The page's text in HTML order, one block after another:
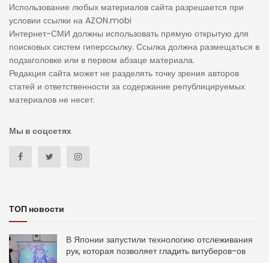
Использование любых материалов сайта разрешается при
условии ссылки на AZON.mobi
Интернет-СМИ должны использовать прямую открытую для
поисковых систем гиперссылку. Ссылка должна размещаться в
подзаголовке или в первом абзаце материала.
Редакция сайта может не разделять точку зрения авторов
статей и ответственности за содержание републицируемых
материалов не несет.
Мы в соцсетях
ТОП новости
В Японии запустили технологию отслеживания
рук, которая позволяет гладить витуберов-ов